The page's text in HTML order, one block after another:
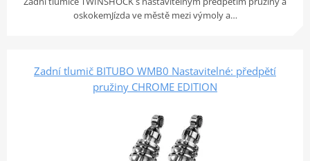
oskokemJízda ve městě mezi výmoly a…
Zadní tlumič BITUBO WMB0 Nastavitelné: předpětí
pružiny CHROME EDITION